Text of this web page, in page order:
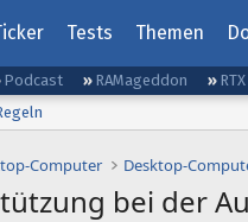
Tests Themen
Podcast RAMageddon
Computer Desktop-
bei der